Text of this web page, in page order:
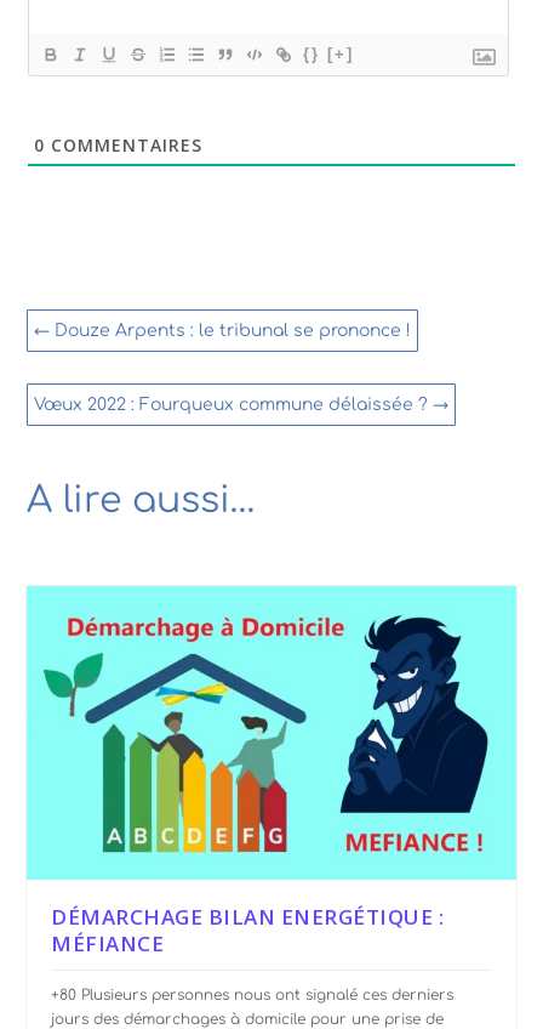
{} [+]
0 COMMENTAIRES
← Douze Arpents : le tribunal se prononce !
Vœux 2022 : Fourqueux commune délaissée ? →
A lire aussi…
DÉMARCHAGE BILAN ENERGÉTIQUE :
MÉFIANCE
+80 Plusieurs personnes nous ont signalé ces derniers
jours des démarchages à domicile pour une prise de